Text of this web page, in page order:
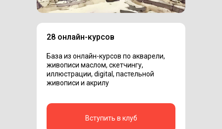
Вступить в клуб
28 онлайн-курсов
База из онлайн-курсов по акварели,
живописи маслом, скетчингу,
иллюстрации, digital, пастельной
живописи и акрилу